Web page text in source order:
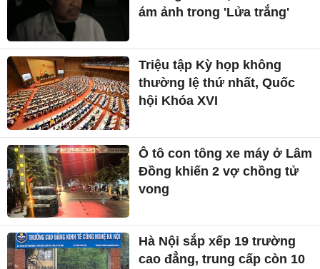
ám ảnh trong 'Lửa trắng'
Triệu tập Kỳ họp không
thường lệ thứ nhất, Quốc
hội Khóa XVI
Ô tô con tông xe máy ở Lâm
Đồng khiến 2 vợ chồng tử
vong
Hà Nội sắp xếp 19 trường
cao đẳng, trung cấp còn 10